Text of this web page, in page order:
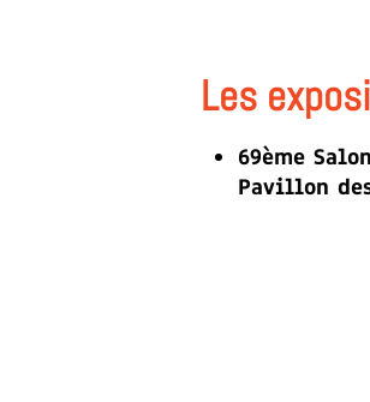
Les
69ème
Pavillon